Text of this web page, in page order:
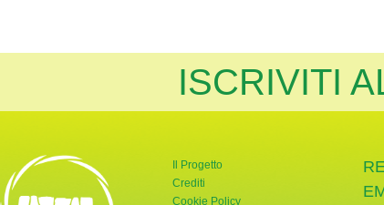
ISCRIVITI
Il Progetto
Crediti
Cookie Policy